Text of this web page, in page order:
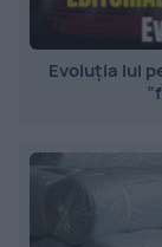
Evoluția lui